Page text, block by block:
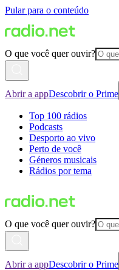
Pular para o conteúdo
O que você quer ouvir?
Abrir a appDescobrir o Prime
Top 100 rádios
Podcasts
Desporto ao vivo
Perto de você
Géneros musicais
Rádios por tema
O que você quer ouvir?
Abrir a appDescobrir o Prime